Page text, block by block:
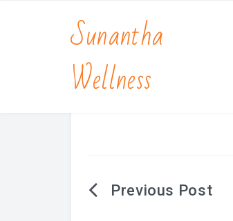
Sunantha
Wellness
Berichtnavigatie